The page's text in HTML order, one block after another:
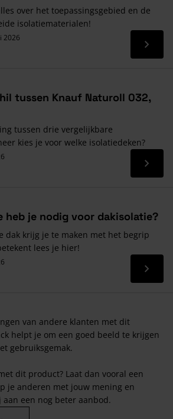
over het toepassingsgebied en de
isolatiematerialen!
2026
Lees
tussen Knauf Naturoll 032,
tussen drie vergelijkbare
kies je voor welke isolatiedeken?
Lees
heb je nodig voor dakisolatie?
dak krijg je te maken met het begrip
lees je hier!
Lees
van andere klanten met dit
helpt je om een goed beeld te krijgen
gebruiksgemak.
dit product? Laat dan vooral een
je anderen met jouw mening en
een nog beter aanbod.